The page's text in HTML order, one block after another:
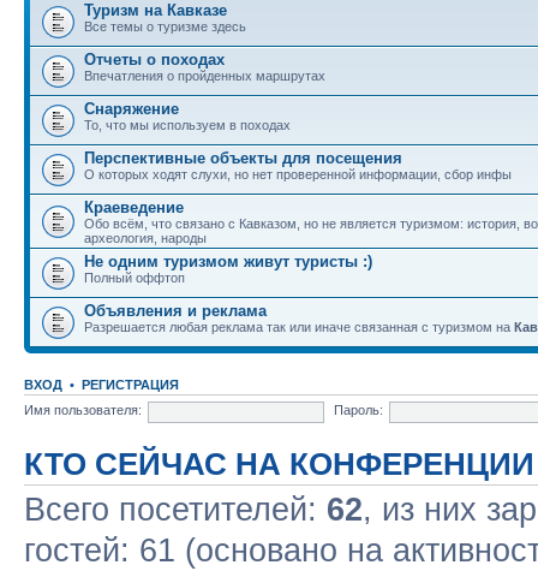
Туризм на Кавказе
Все темы о туризме здесь
Отчеты о походах
Впечатления о пройденных маршрутах
Снаряжение
То, что мы используем в походах
Перспективные объекты для посещения
О которых ходят слухи, но нет проверенной информации, сбор инфы
Краеведение
Обо всём, что связано с Кавказом, но не является туризмом: история,
археология, народы
Не одним туризмом живут туристы :)
Полный оффтоп
Объявления и реклама
Разрешается любая реклама так или иначе связанная с туризмом на
ВХОД • РЕГИСТРАЦИЯ
Имя пользователя:
Пароль:
КТО СЕЙЧАС НА КОНФЕРЕНЦИИ
Всего посетителей: 62, из них
гостей: 61 (основано на